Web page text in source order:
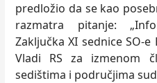
predložio da se kao
razmatra pitanje:
Zaključka XI sednice SO-
Vladi RS za izmenom
sedištima i područjima